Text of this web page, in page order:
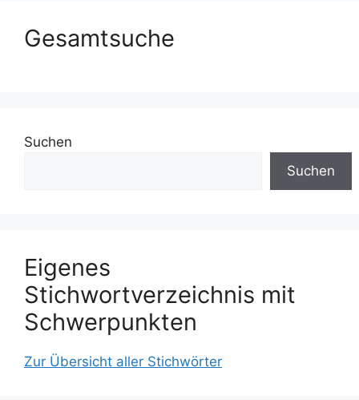
Gesamtsuche
Suchen
Suchen
Eigenes
Stichwortverzeichnis mit
Schwerpunkten
Zur Übersicht aller Stichwörter